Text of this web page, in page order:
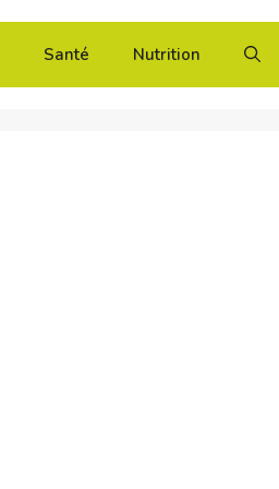
Santé Nutrition